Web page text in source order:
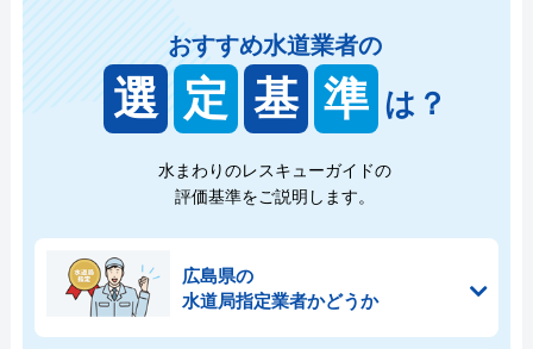
おすすめ水道業者の
選 定 基 準 は？
水まわりのレスキューガイドの
評価基準をご説明します。
広島県の
水道局指定業者かどうか